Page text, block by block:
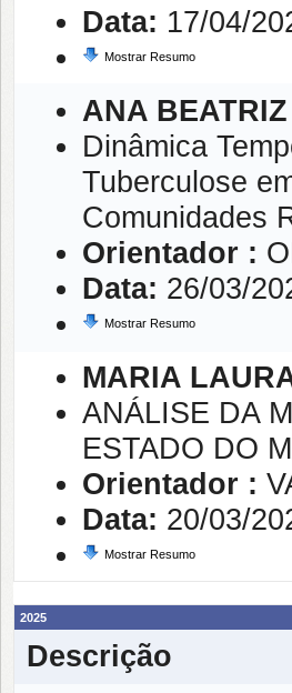
Data: 17/04/
Mostrar Resumo
ANA
Dinâmica
Tuberculose
Comunidades
Orientador :
Data: 26/03/
Mostrar Resumo
MARIA
ANÁLISE DA
ESTADO DO
Orientador :
Data: 20/03/
Mostrar Resumo
2025
Descrição